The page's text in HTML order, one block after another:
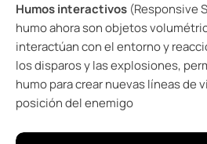
Humos interactivos (Responsive
humo ahora son objetos
interactúan con el entorno y
los disparos y las explosiones,
humo para crear nuevas líneas de
posición del enemigo